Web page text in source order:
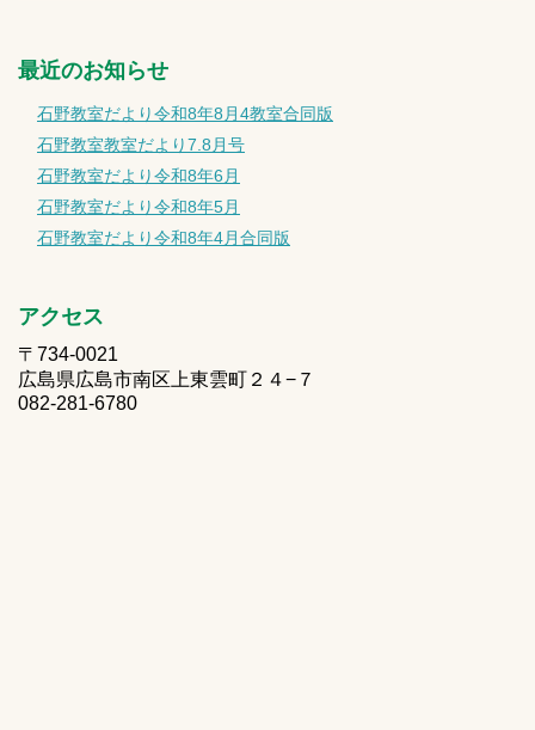
最近のお知らせ
石野教室だより令和8年8月4教室合同版
石野教室教室だより7.8月号
石野教室だより令和8年6月
石野教室だより令和8年5月
石野教室だより令和8年4月合同版
アクセス
〒734-0021
広島県広島市南区上東雲町２４−７
082-281-6780